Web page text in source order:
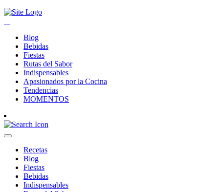
Blog
Bebidas
Fiestas
Rutas del Sabor
Indispensables
Apasionados por la Cocina
Tendencias
MOMENTOS
Recetas
Blog
Fiestas
Bebidas
Indispensables